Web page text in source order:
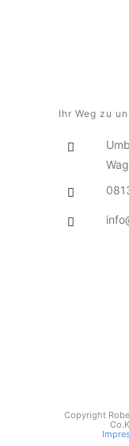
Ihr Weg zu
Copyright